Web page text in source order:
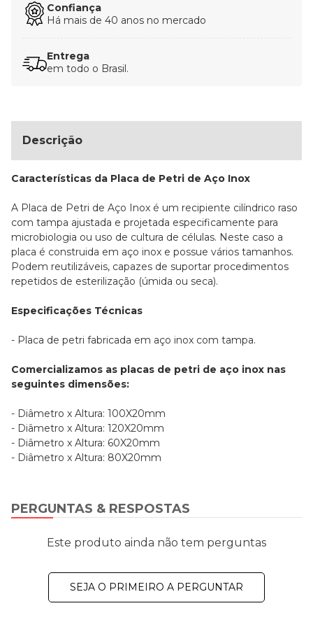
Confiança
Há mais de 40 anos no mercado
Entrega
em todo o Brasil.
Descrição
Características da Placa de Petri de Aço Inox
A Placa de Petri de Aço Inox é um recipiente cilíndrico raso
com tampa ajustada e projetada especificamente para
microbiologia ou uso de cultura de células. Neste caso a
placa é construida em aço inox e possue vários tamanhos.
Podem reutilizáveis, capazes de suportar procedimentos
repetidos de esterilização (úmida ou seca).
Especificações Técnicas
- Placa de petri fabricada em aço inox com tampa.
Comercializamos as placas de petri de aço inox nas
seguintes dimensões:
- Diâmetro x Altura: 100X20mm
- Diâmetro x Altura: 120X20mm
- Diâmetro x Altura: 60X20mm
- Diâmetro x Altura: 80X20mm
PERGUNTAS & RESPOSTAS
Este produto ainda não tem perguntas
SEJA O PRIMEIRO A PERGUNTAR